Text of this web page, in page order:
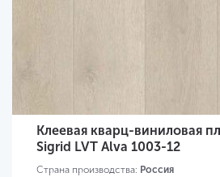
Клеевая кварц-виниловая
Sigrid LVT Alva 1003-12
Страна производства: Россия